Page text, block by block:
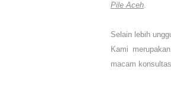
PileAceh.
Selain lebih
Kami
macam